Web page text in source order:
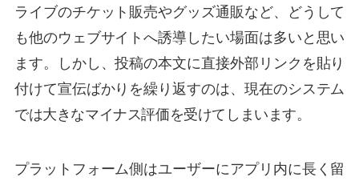
ライブのチケット販売やグッズ通販など、どうして
も他のウェブサイトへ誘導したい場面は多いと思い
ます。しかし、投稿の本文に直接外部リンクを貼り
付けて宣伝ばかりを繰り返すのは、現在のシステム
では大きなマイナス評価を受けてしまいます。
プラットフォーム側はユーザーにアプリ内に長く留